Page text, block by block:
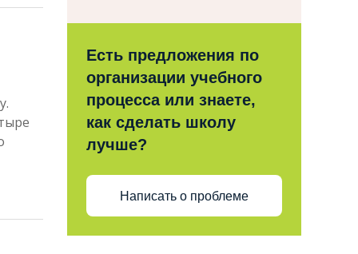
Есть предложения по
организации учебного
процесса или знаете,
как сделать школу
лучше?
Написать о проблеме